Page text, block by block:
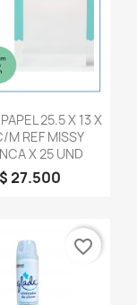
Vista rápida
25.5 X 13 X
M REF MISSY
X 25 UND
$ 27.500
favorite_border